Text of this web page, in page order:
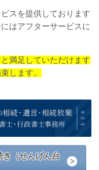
スを提供しております
はアフターサービスに
満足していただけます
します。
き（せんげん台